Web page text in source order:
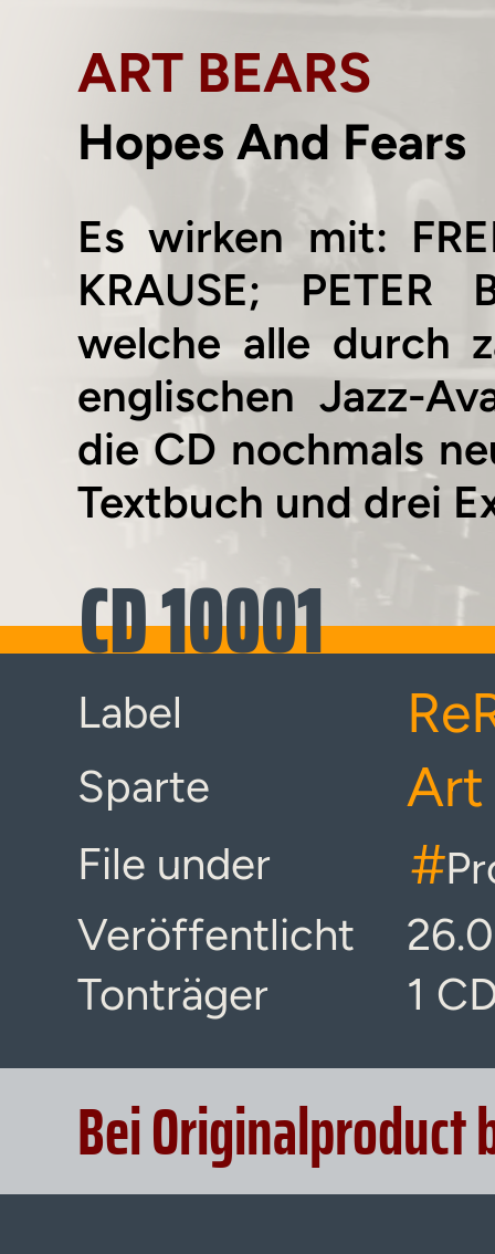
ART BEARS
Hopes And Fears
Es wirken mit:
KRAUSE; PETER
welche alle durch
englischen Jazz-
die CD nochmals
Textbuch und drei
CD 10001
Label
Sparte Art
File under #
Veröffentlicht
Tonträger
1
Bei Originalproduct